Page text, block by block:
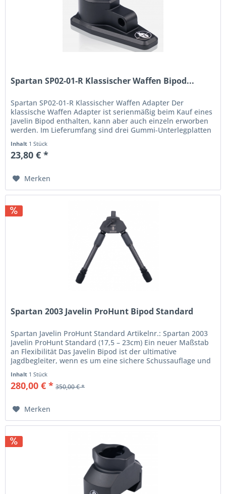
Spartan SP02-01-R Klassischer Waffen Bipod...
Spartan SP02-01-R Klassischer Waffen Adapter Der
klassische Waffen Adapter ist serienmäßig beim Kauf eines
Javelin Bipod enthalten, kann aber auch einzeln erworben
werden. Im Lieferumfang sind drei Gummi-Unterlegplatten
Inhalt 1 Stück
23,80 € *
Merken
Spartan 2003 Javelin ProHunt Bipod Standard
Spartan Javelin ProHunt Standard Artikelnr.: Spartan 2003
Javelin ProHunt Standard (17,5 – 23cm) Ein neuer Maßstab
an Flexibilität Das Javelin Bipod ist der ultimative
Jagdbegleiter, wenn es um eine sichere Schussauflage und
Inhalt 1 Stück
280,00 € * 350,00 € *
Merken